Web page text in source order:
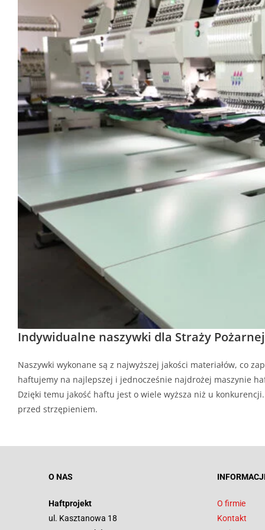
Indywidualne naszywki dla Straży
Naszywki wykonane są z najwyższej jakości materiałów, co
haftujemy na najlepszej i jednocześnie najdrożej maszynie
Dzięki temu jakość haftu jest o wiele wyższa niż u
przed strzępieniem.
O NAS
Haftprojekt
ul. Kasztanowa 18
O firmie
Kontakt